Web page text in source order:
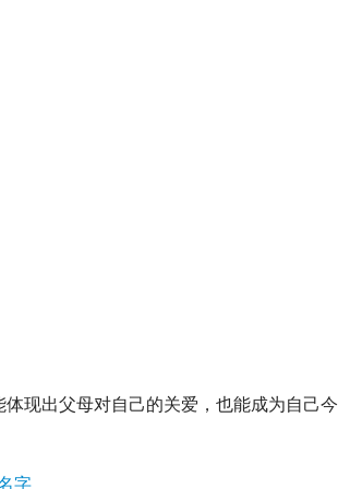
现出父母对自己的关爱，也能成为自己
字